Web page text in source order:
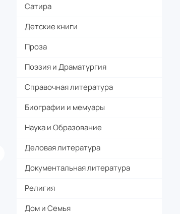
Сатира
Детские книги
Проза
Поэзия и Драматургия
Справочная литература
Биографии и мемуары
Наука и Образование
Деловая литература
Документальная литература
Религия
Дом и Семья